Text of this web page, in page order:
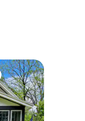
viatgers